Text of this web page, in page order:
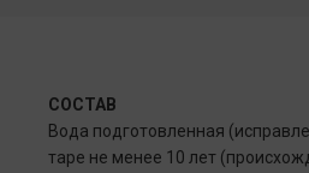
СОСТАВ
Вода подготовленная
таре не менее 10 лет